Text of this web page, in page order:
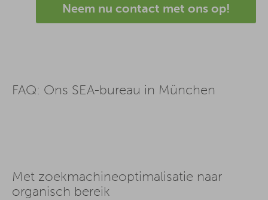
Neem nu contact met ons op!
FAQ: Ons SEA-bureau in München
Met zoekmachineoptimalisatie naar
organisch bereik